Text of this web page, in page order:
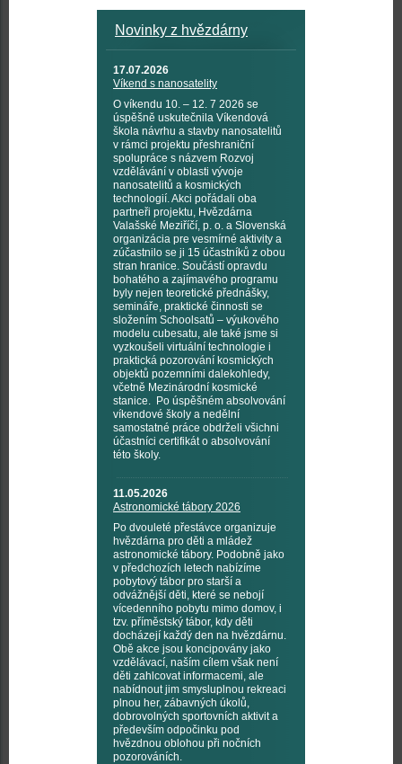
Novinky z hvězdárny
17.07.2026
Víkend s nanosatelity
O víkendu 10. – 12. 7 2026 se
úspěšně uskutečnila Víkendová
škola návrhu a stavby nanosatelitů
v rámci projektu přeshraniční
spolupráce s názvem Rozvoj
vzdělávání v oblasti vývoje
nanosatelitů a kosmických
technologií. Akci pořádali oba
partneři projektu, Hvězdárna
Valašské Meziříčí, p. o. a Slovenská
organizácia pre vesmírné aktivity a
zúčastnilo se ji 15 účastníků z obou
stran hranice. Součástí opravdu
bohatého a zajímavého programu
byly nejen teoretické přednášky,
semináře, praktické činnosti se
složením Schoolsatů – výukového
modelu cubesatu, ale také jsme si
vyzkoušeli virtuální technologie i
praktická pozorování kosmických
objektů pozemními dalekohledy,
včetně Mezinárodní kosmické
stanice. Po úspěšném absolvování
víkendové školy a nedělní
samostatné práce obdrželi všichni
účastníci certifikát o absolvování
této školy.
11.05.2026
Astronomické tábory 2026
Po dvouleté přestávce organizuje
hvězdárna pro děti a mládež
astronomické tábory. Podobně jako
v předchozích letech nabízíme
pobytový tábor pro starší a
odvážnější děti, které se nebojí
vícedenního pobytu mimo domov, i
tzv. příměstský tábor, kdy děti
docházejí každý den na hvězdárnu.
Obě akce jsou koncipovány jako
vzdělávací, naším cílem však není
děti zahlcovat informacemi, ale
nabídnout jim smysluplnou rekreaci
plnou her, zábavných úkolů,
dobrovolných sportovních aktivit a
především odpočinku pod
hvězdnou oblohou při nočních
pozorováních.